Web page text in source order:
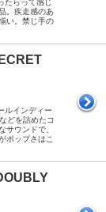
たらって感じ
。疾走感のあ
い。禁じ手の
ルインディー
どを詰めたコ
サウンドで、
ポップさはこ